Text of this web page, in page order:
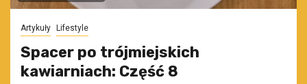
Artykuły Lifestyle
Spacer po trójmiejskich
kawiarniach: Część 8